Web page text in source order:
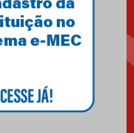
Gravação do projeto “Mais de
31 mil vozes com a Palavra” é
realizado no Colégio
Mackenzie Brasília
25.10.2024
Brasília conquistam medalhas
em importantes competições
de Matemática
04.10.2024